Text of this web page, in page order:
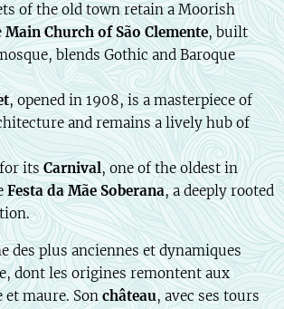
of the old town retain a Moorish
Main Church of São Clemente, built
blends Gothic and Baroque
, opened in 1908, is a masterpiece of
and remains a lively hub of
for itsCarnival, one of the oldest in
Festa da Mãe Soberana, a deeply rooted
des plus anciennes et dynamiques
dont les origines remontent aux
et maure. Sonchâteau, avec ses tours